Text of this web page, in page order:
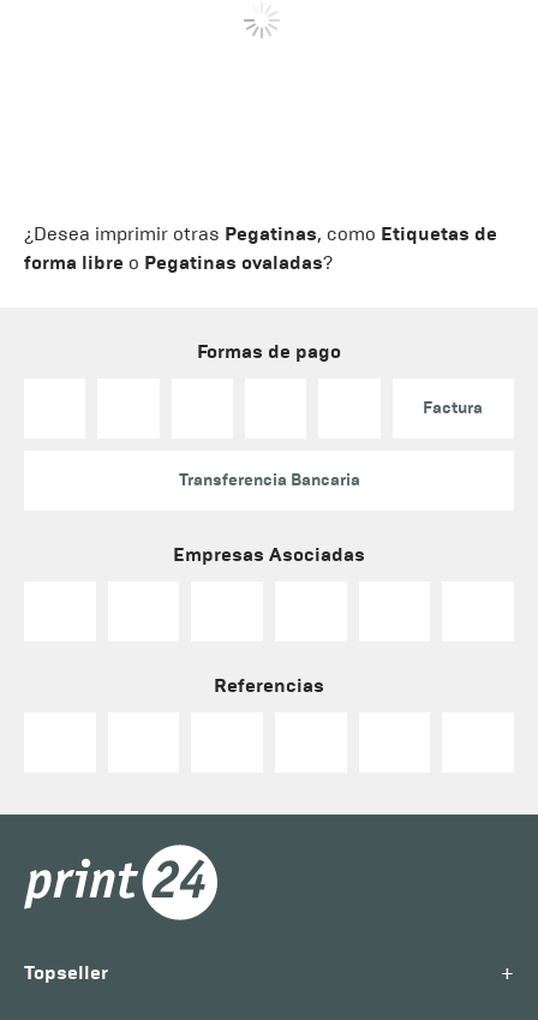
¿Desea imprimir otras Pegatinas, como Etiquetas de
forma libre o Pegatinas ovaladas?
Formas de pago
Factura
Transferencia Bancaria
Empresas Asociadas
Referencias
Topseller +